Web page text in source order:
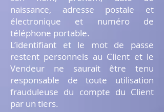
naissance, adresse postale et
électronique et numéro de
téléphone portable.
L’identifiant et le mot de passe
restent personnels au Client et le
Vendeur ne saurait être tenu
responsable de toute utilisation
frauduleuse du compte du Client
par un tiers.